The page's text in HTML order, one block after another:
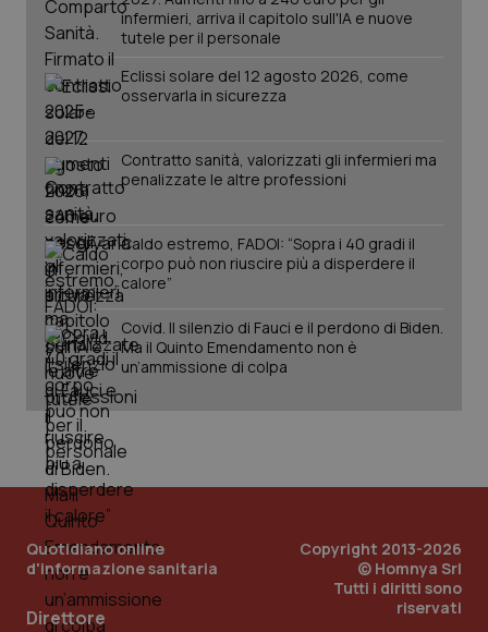
infermieri, arriva il capitolo sull'IA e nuove
tutele per il personale
Eclissi solare del 12 agosto 2026, come
osservarla in sicurezza
Contratto sanità, valorizzati gli infermieri ma
penalizzate le altre professioni
Caldo estremo, FADOI: “Sopra i 40 gradi il
corpo può non riuscire più a disperdere il
calore”
Covid. Il silenzio di Fauci e il perdono di Biden.
Ma il Quinto Emendamento non è
un’ammissione di colpa
Quotidiano online
d'informazione sanitaria
Direttore
Copyright 2013-2026
© Homnya Srl
Tutti i diritti sono
riservati
www.quotidianosanita.it